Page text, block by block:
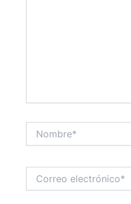
electrónico*